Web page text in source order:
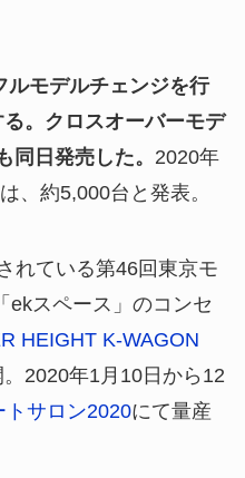
モデルチェンジを行
。クロスオーバーモデ
同日発売した。 2020年
、約5,000台と発表。
れている第46回東京モ
ekスペース」のコンセ
HEIGHT K-WAGON
2020年1月10日から12
トサロン2020にて量産